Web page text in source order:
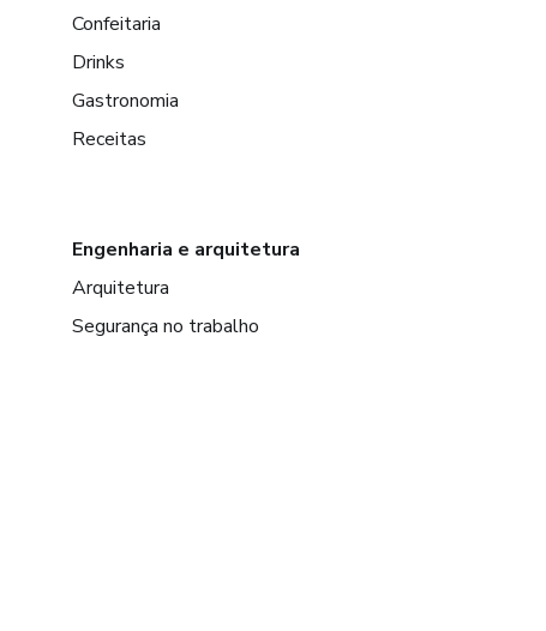
Confeitaria
Drinks
Gastronomia
Receitas
Engenharia e arquitetura
Arquitetura
Segurança no trabalho